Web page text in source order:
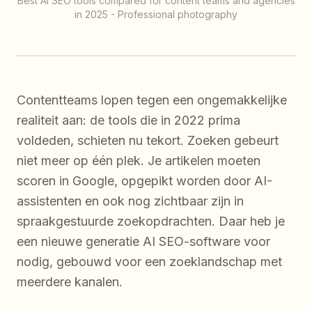
in 2025 - Professional photography
Contentteams lopen tegen een ongemakkelijke
realiteit aan: de tools die in 2022 prima
voldeden, schieten nu tekort. Zoeken gebeurt
niet meer op één plek. Je artikelen moeten
scoren in Google, opgepikt worden door AI-
assistenten en ook nog zichtbaar zijn in
spraakgestuurde zoekopdrachten. Daar heb je
een nieuwe generatie AI SEO-software voor
nodig, gebouwd voor een zoeklandschap met
meerdere kanalen.